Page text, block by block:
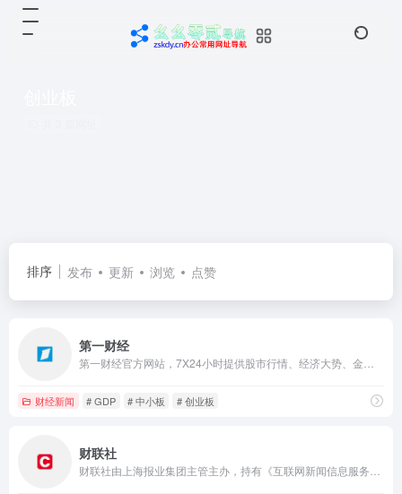
排序 发布 更新 浏览 点赞
第一财经
财经新闻 # GDP # 中小板 # 创业板
财联社